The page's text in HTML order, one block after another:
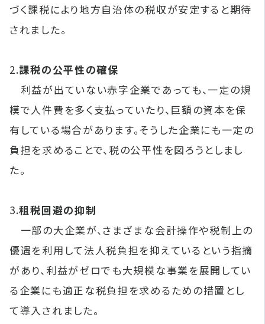
づく課税により地方自治体の税収が安定すると期待
されました。
2.課税の公平性の確保
利益が出ていない赤字企業であっても、一定の規
模で人件費を多く支払っていたり、巨額の資本を保
有している場合があります。そうした企業にも一定の
負担を求めることで、税の公平性を図ろうとしまし
た。
3.租税回避の抑制
一部の大企業が、さまざまな会計操作や税制上の
優遇を利用して法人税負担を抑えているという指摘
があり、利益がゼロでも大規模な事業を展開してい
る企業にも適正な税負担を求めるための措置とし
て導入されました。